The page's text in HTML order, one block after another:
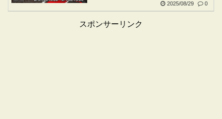
2025/08/29 0
スポンサーリンク